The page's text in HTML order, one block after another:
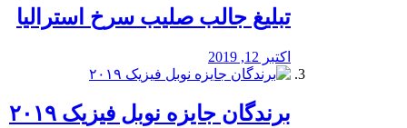
تبلیغ جالب صلیب سرخ استرالیا
اکتبر 12, 2019
برندگان جایزه نوبل فیزیک ۲۰۱۹